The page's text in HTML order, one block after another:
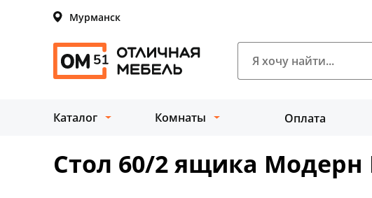
Мурманск
Каталог Комнаты Оплата
Стол 60/2 ящика Модерн